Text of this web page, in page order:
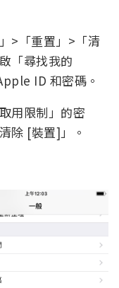
>「重置」>「清
「尋找我的
ID 和密碼。
用限制」的密
除 [裝置]」。